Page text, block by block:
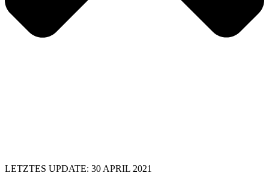
LETZTES UPDATE: 30 APRIL 2021